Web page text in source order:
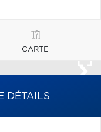
CARTE
DÉTAILS